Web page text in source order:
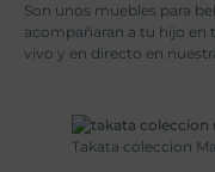
Son unos muebles para
acompañaran a tu hijo en
vivo y en directo en
Takata coleccion